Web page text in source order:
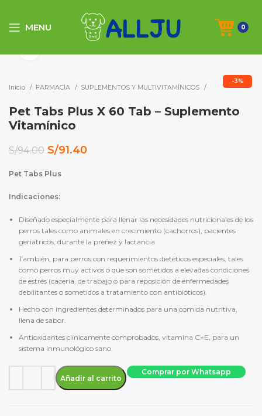
MENU 0
-3%
Inicio FARMACIA SUPLEMENTOS Y MULTIVITAMÍNICOS
Pet Tabs Plus X 60 Tab – Suplemento
Vitamínico
S/94.00 El
original
S/94.00.
S/91.40El
Pet Tabs Plus
Indicaciones:
Diseñado especialmente para llenar las necesidades nutricionales de los
perros tales como animales en crecimiento (cachorros), pacientes
geriátricos, durante la preñez y lactancia
También, para perros con requerimientos dietéticos especiales, tales
como perros muy activos o que son sometidos a elevadas condiciones
de estrés (cacería, de trabajo o para reposición de enfermedades
debilitantes o sometidos a tratamiento con antibióticos).
Hecho con ingredientes determinados para una comida nutritiva,
llena de sabor.
Antioxidantes clínicamente comprobados, vitamina C+E, para un
sistema inmunológico sano.
Pet Tabs Plus X 60 Tab - Suplemento Vitamínico cantidad
Añadir al carrito
Comprar por Whatsapp